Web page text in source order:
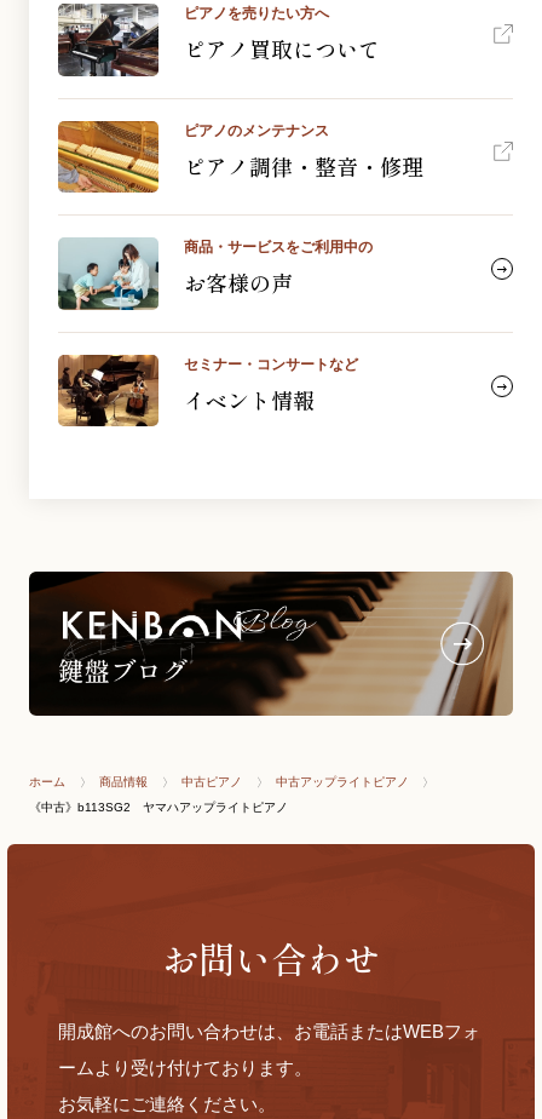
ピアノを売りたい方へ
ピアノ買取について
ピアノのメンテナンス
ピアノ調律・整音・修理
商品・サービスをご利用中の
お客様の声
セミナー・コンサートなど
イベント情報
ホーム 商品情報 中古ピアノ
中古アップライトピアノ
《中古》b113SG2 ヤマハアップライトピアノ
お問い合わせ
開成館へのお問い合わせは、お電話またはWEBフォ
ームより受け付けております。
お気軽にご連絡ください。